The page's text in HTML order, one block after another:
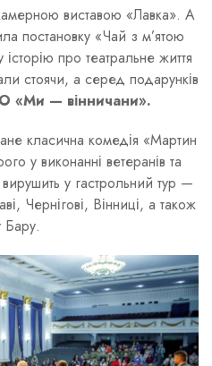
виставою «Лавка». А
постановку «Чай з м’ятою
про театральне життя
стоячи, а серед подарунків
«Ми — вінничани».
класична комедія «Мартин
у виконанні ветеранів та
у гастрольний тур —
Чернігові, Вінниці, а також
Бару.